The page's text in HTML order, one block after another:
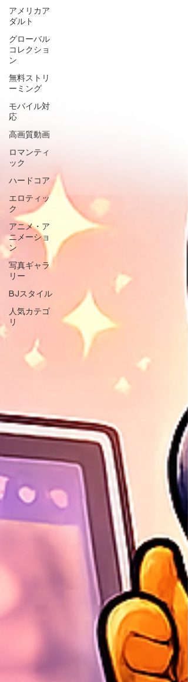
アメリカア
ダルト
グローバル
コレクショ
ン
無料ストリ
ーミング
モバイル対
応
高画質動画
ロマンティ
ック
ハードコア
エロティッ
ク
アニメ・ア
ニメーショ
ン
写真ギャラ
リー
BJスタイル
人気カテゴ
リ